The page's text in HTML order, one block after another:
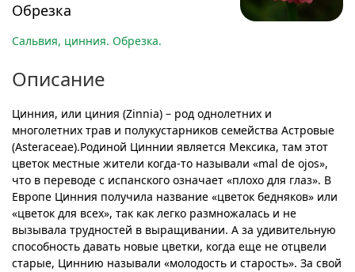
Обрезка
Сальвия, цинния. Обрезка.
Описание
Цинния, или циния (Zinnia) – род однолетних и
многолетних трав и полукустарников семейства Астровые
(Asteraceae).Родиной Циннии является Мексика, там этот
цветок местные жители когда-то называли «mal de ojos»,
что в переводе с испанского означает «плохо для глаз». В
Европе Цинния получила название «цветок бедняков» или
«цветок для всех», так как легко размножалась и не
вызывала трудностей в выращивании. А за удивительную
способность давать новые цветки, когда еще не отцвели
старые, Циннию называли «молодость и старость». За свой